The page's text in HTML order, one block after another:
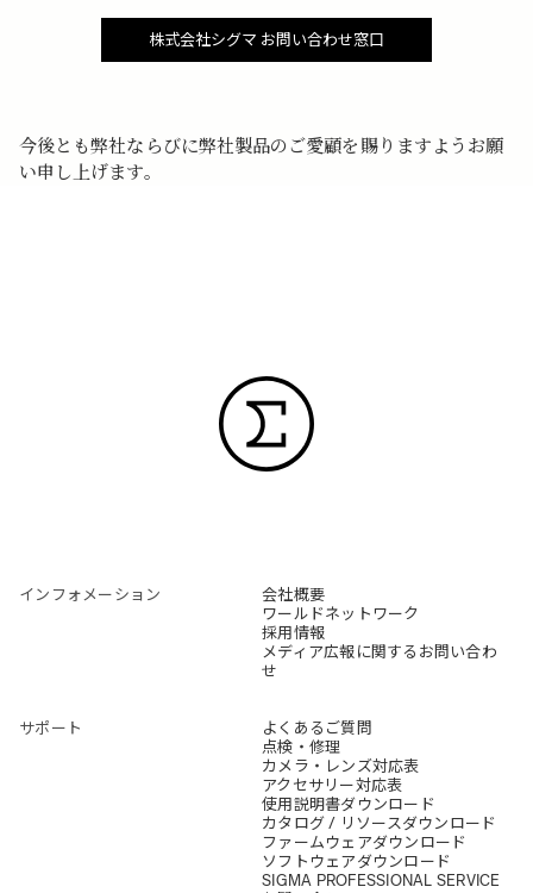
株式会社シグマ お問い合わせ窓口
今後とも弊社ならびに弊社製品のご愛顧を賜りますようお願
い申し上げます。
インフォメーション
会社概要
ワールドネットワーク
採用情報
メディア広報に関するお問い合わ
せ
サポート
よくあるご質問
点検・修理
カメラ・レンズ対応表
アクセサリー対応表
使用説明書ダウンロード
カタログ / リソースダウンロード
ファームウェアダウンロード
ソフトウェアダウンロード
SIGMA PROFESSIONAL SERVICE